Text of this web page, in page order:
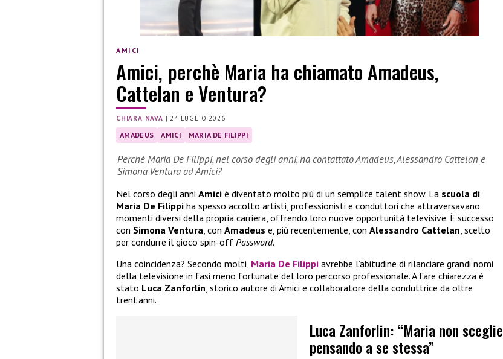
AMICI
Amici, perchè Maria ha chiamato Amadeus,
Cattelan e Ventura?
CHIARA NAVA |24 LUGLIO 2026
AMADEUS AMICI MARIA DE FILIPPI
Perché Maria De Filippi, nel corso degli anni, ha contattato Amadeus, Alessandro Cattelan e
Simona Ventura ad Amici?
Nel corso degli anni Amici è diventato molto più di un semplice talent show. La scuola di
Maria De Filippi ha spesso accolto artisti, professionisti e conduttori che attraversavano
momenti diversi della propria carriera, offrendo loro nuove opportunità televisive. È successo
con Simona Ventura, con Amadeus e, più recentemente, con Alessandro Cattelan, scelto
per condurre il gioco spin-off Password.
Una coincidenza? Secondo molti, Maria De Filippi avrebbe l’abitudine di rilanciare grandi nomi
della televisione in fasi meno fortunate del loro percorso professionale. A fare chiarezza è
stato Luca Zanforlin, storico autore di Amici e collaboratore della conduttrice da oltre
trent’anni.
Luca Zanforlin: “Maria non sceglie
pensando a se stessa”